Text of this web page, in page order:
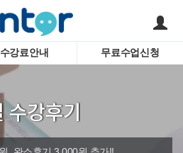
서비스안내
강사소개
회사소개
어린이
수강료안내 무료수업신청
수강후기